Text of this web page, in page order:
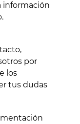
información
por
los
tus dudas